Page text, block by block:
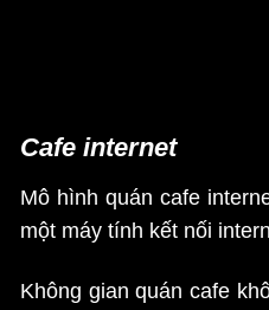
Cafe internet
Mô hình quán cafe
một máy tính kết nối
Không gian quán cafe